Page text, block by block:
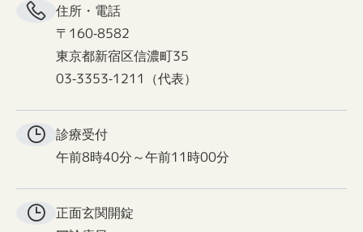
住所・電話
〒160-8582
東京都新宿区信濃町35
03-3353-1211（代表）
診療受付
午前8時40分～午前11時00分
正面玄関開錠